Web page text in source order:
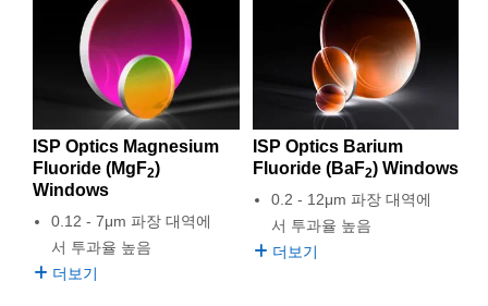
ISP Optics Magnesium
Fluoride (MgF2)
Windows
0.12 - 7μm 파장 대역에
서 투과율 높음
더보기
ISP Optics Barium
Fluoride (BaF2) Windows
0.2 - 12μm 파장 대역에
서 투과율 높음
더보기